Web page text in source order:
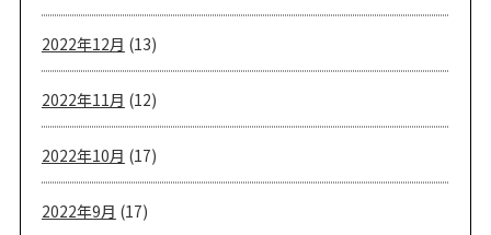
2022年12月 (13)
2022年11月 (12)
2022年10月 (17)
2022年9月 (17)